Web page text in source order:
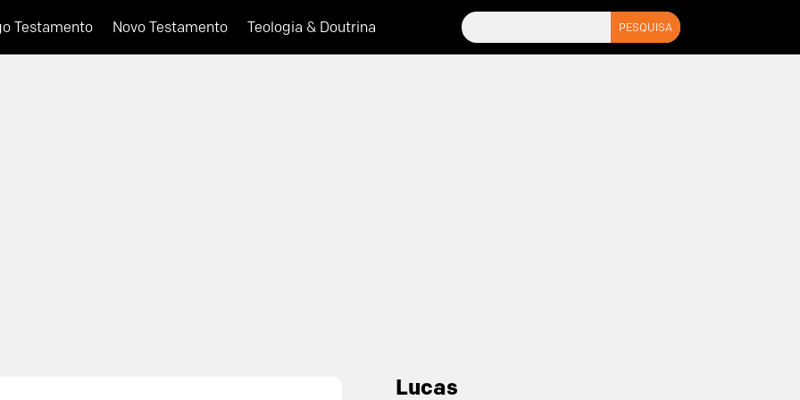
Testamento Novo Testamento Teologia & Doutrina
Lucas